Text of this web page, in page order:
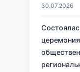
30.07.2026